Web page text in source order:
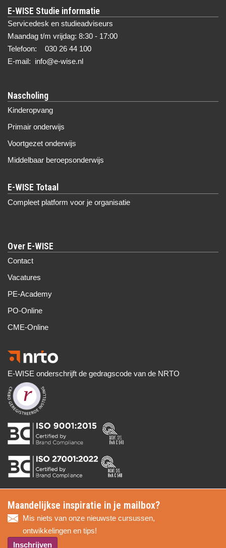
E-WISE Studie informatie
Servicedesk en studieadviseurs
Maandag t/m vrijdag: 8:30 - 17:00
Telefoon: 030 26 44 100
E-mail: info@e-wise.nl
Nascholing
Kinderopvang
Primair onderwijs
Voortgezet onderwijs
Middelbaar beroepsonderwijs
Compleet platform voor je organisatie
Over E-WISE
Contact
Vacatures
PE-Academy
PO-Online
CME-Online
E-WISE onderschrijft de gedragscode van de NRTO
Maandelijkse inspiratie in je mailbox?
Mis niets van onze nieuwste cursussen,
ontwikkelingen en tips!
Inschrijven